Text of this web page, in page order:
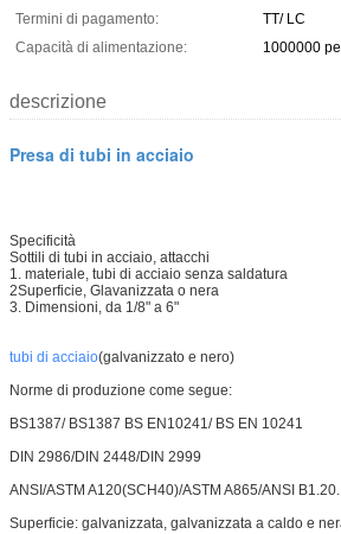
Termini di pagamento:
TT/ LC
Capacità di alimentazione:
1000000
descrizione
Presa di tubi in acciaio
Specificità
Sottili di tubi in acciaio, attacchi
1. materiale, tubi di acciaio senza saldatura
2Superficie, Glavanizzata o nera
3. Dimensioni, da 1/8" a 6"
tubi di acciaio(galvanizzato e nero)
Norme di produzione come segue:
BS1387/ BS1387 BS EN10241/ BS EN 10241
DIN 2986/DIN 2448/DIN 2999
ANSI/ASTM A120(SCH40)/ASTM A865/ANSI
Superficie: galvanizzata, galvanizzata a caldo e